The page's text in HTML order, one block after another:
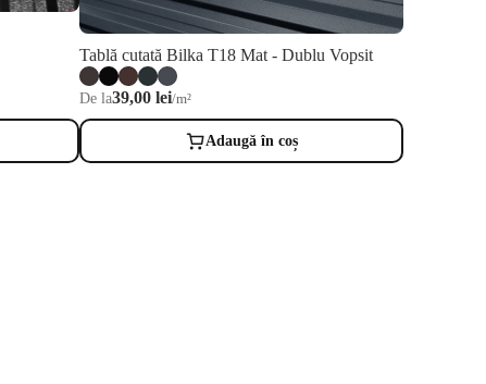
Tablă cutată Bilka T18 Mat - Dublu Vopsit
De la39,00 lei/m²
Adaugă în coș